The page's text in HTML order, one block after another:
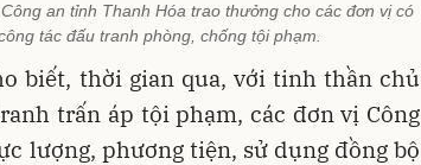
an tỉnh Thanh Hóa trao thưởng cho các đơn vị có
tác đấu tranh phòng, chống tội phạm.
biết, thời gian qua, với tinh thần chủ
trấn áp tội phạm, các đơn vị Công
lượng, phương tiện, sử dụng đồng bộ